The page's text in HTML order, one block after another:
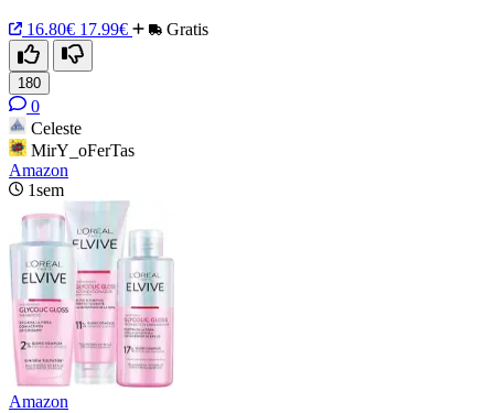
16.80€ 17.99€ Gratis
180
0
Celeste
MirY_oFerTas
Amazon
1sem
Amazon